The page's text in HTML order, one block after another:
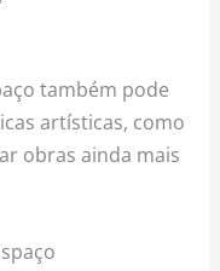
também pode
artísticas, como
obras ainda mais